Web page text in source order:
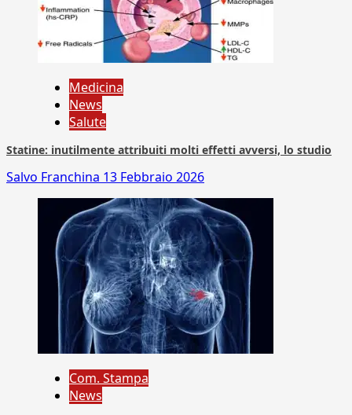
Medicina
News
Salute
Statine: inutilmente attribuiti molti effetti avversi, lo studio
Salvo Franchina 13 Febbraio 2026
Com. Stampa
News